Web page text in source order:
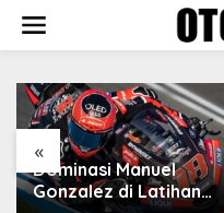
content
«
Ducati Nilai Gelar
MotoGP 2025 Jadi